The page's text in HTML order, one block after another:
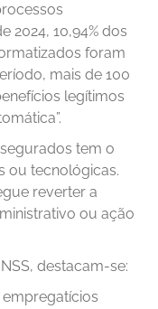
2024, 10,94% dos
foram
mais de 100
legítimos
tem o
ou tecnológicas.
reverter a
ou ação
destacam-se: